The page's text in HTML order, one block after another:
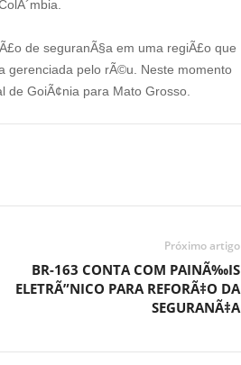
de seguranÃ§a em uma regiÃ£o que
gerenciada pelo rÃ©u. Neste momento
de GoiÃ¢nia para Mato Grosso.
Próximo artigo
BR-163 CONTA COM PAINÃ‰IS
ELETRÃ”NICO PARA REFORÃ‡O DA
SEGURANÃ‡A